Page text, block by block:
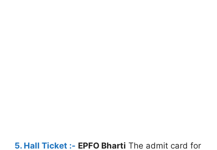
5. Hall Ticket :- EPFO Bharti The admit card for